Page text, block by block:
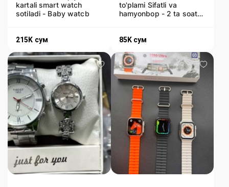
kartali smart watch
sotiladi - Baby watcb
215K сум
to'plami Sifatli va
hamyonbop - 2 ta soat
85K сум